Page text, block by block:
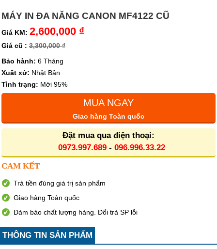
MÁY IN ĐA NĂNG CANON MF4122 CŨ
Giá KM: 2,600,000 ₫
Giá cũ : 3,300,000 ₫
Bảo hành: 6 Tháng
Xuất xứ: Nhật Bản
Tình trạng: Mới 95%
MUA NGAY
Giao hàng Toàn quốc
Đặt mua qua điện thoại:
0973.997.689 - 096.996.33.22
CAM KẾT
Trả tiền đúng giá trị sản phẩm
Giao hàng Toàn quốc
Đảm bảo chất lượng hàng. Đổi trả SP lỗi
THÔNG TIN SẢN PHẨM